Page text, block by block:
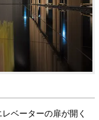
ベーターの扉が開く